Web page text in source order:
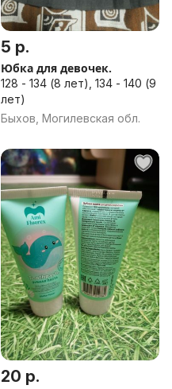
5 р.
Юбка для девочек.
128 - 134 (8 лет), 134 - 140 (9
лет)
Быхов, Могилевская обл.
20 р.